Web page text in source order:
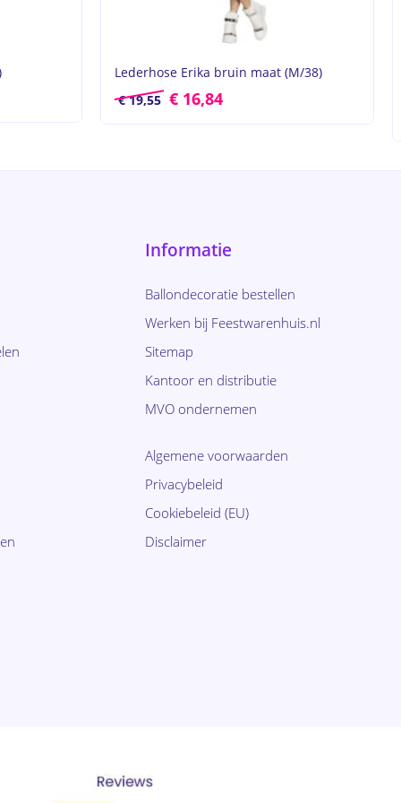
Lederhose Erika bruin maat (M/38)
€19,55 € 16,84
Informatie
Ballondecoratie bestellen
Werken bij Feestwarenhuis.nl
Sitemap
Kantoor en distributie
MVO ondernemen
Algemene voorwaarden
Privacybeleid
Cookiebeleid (EU)
Disclaimer